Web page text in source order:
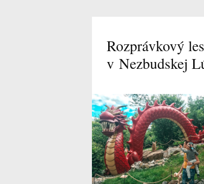
Rozprávkový
v Nezbudskej